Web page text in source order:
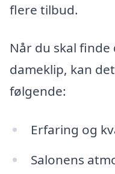
flere tilbud.
Når du skal
dameklip, kan
følgende:
Erfaring og
Salonens